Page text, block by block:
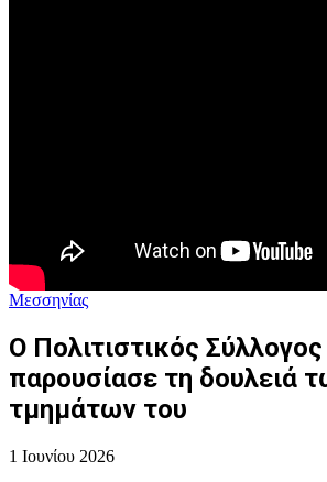
Μεσσηνίας
Ο Πολιτιστικός
παρουσίασε τη δουλειά
τμημάτων του
1 Ιουνίου 2026